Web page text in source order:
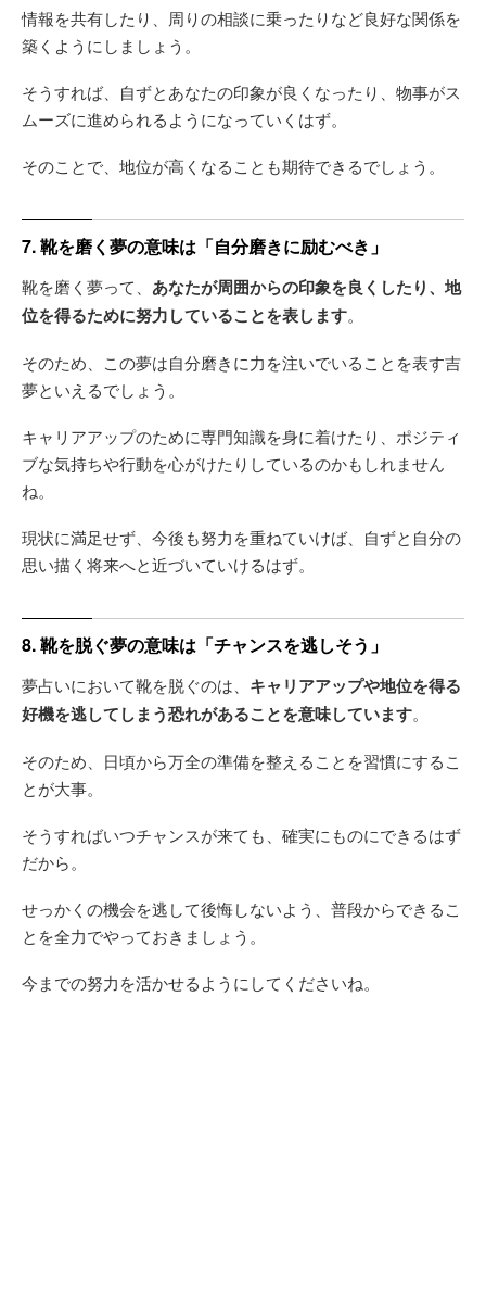
情報を共有したり、周りの相談に乗ったりなど良好な関係を
築くようにしましょう。
そうすれば、自ずとあなたの印象が良くなったり、物事がス
ムーズに進められるようになっていくはず。
そのことで、地位が高くなることも期待できるでしょう。
7. 靴を磨く夢の意味は「自分磨きに励むべき」
靴を磨く夢って、 あなたが周囲からの印象を良くしたり、地
位を得るために努力していることを表します。
そのため、この夢は自分磨きに力を注いでいることを表す吉
夢といえるでしょう。
キャリアアップのために専門知識を身に着けたり、ポジティ
ブな気持ちや行動を心がけたりしているのかもしれません
ね。
現状に満足せず、今後も努力を重ねていけば、自ずと自分の
思い描く将来へと近づいていけるはず。
8. 靴を脱ぐ夢の意味は「チャンスを逃しそう」
夢占いにおいて靴を脱ぐのは、 キャリアアップや地位を得る
好機を逃してしまう恐れがあることを意味しています。
そのため、日頃から万全の準備を整えることを習慣にするこ
とが大事。
そうすればいつチャンスが来ても、確実にものにできるはず
だから。
せっかくの機会を逃して後悔しないよう、普段からできるこ
とを全力でやっておきましょう。
今までの努力を活かせるようにしてくださいね。